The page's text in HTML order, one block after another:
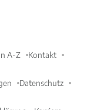
A-Z Kontakt
Datenschutz